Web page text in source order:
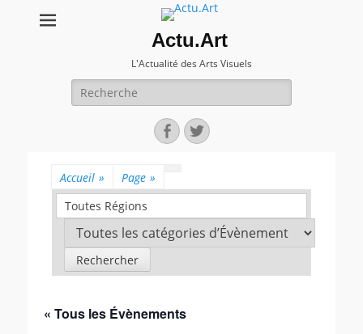
Actu.Art
L'Actualité des Arts Visuels
Recherche
pour:
Facebook
Twitter
Accueil » Page »
Toutes Régions
« Tous les Évènements